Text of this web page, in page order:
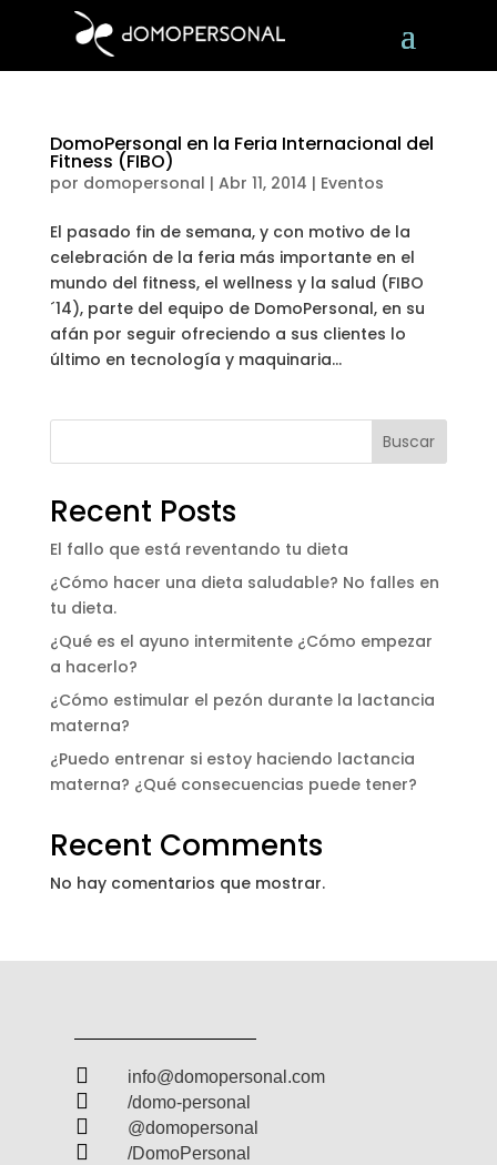
DomoPersonal en la Feria Internacional del
Fitness (FIBO)
por domopersonal | Abr 11, 2014 | Eventos
El pasado fin de semana, y con motivo de la
celebración de la feria más importante en el
mundo del fitness, el wellness y la salud (FIBO
´14), parte del equipo de DomoPersonal, en su
afán por seguir ofreciendo a sus clientes lo
último en tecnología y maquinaria...
Buscar
Recent Posts
El fallo que está reventando tu dieta
¿Cómo hacer una dieta saludable? No falles en
tu dieta.
¿Qué es el ayuno intermitente ¿Cómo empezar
a hacerlo?
¿Cómo estimular el pezón durante la lactancia
materna?
¿Puedo entrenar si estoy haciendo lactancia
materna? ¿Qué consecuencias puede tener?
Recent Comments
No hay comentarios que mostrar.
 info@domopersonal.com
 /domo-personal
 @domopersonal
 /DomoPersonal